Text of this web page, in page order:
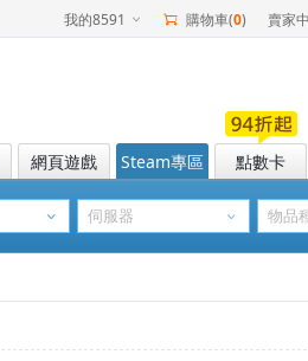
我的8591 購物車(0) 賣家
網頁遊戲 Steam專區 點數卡